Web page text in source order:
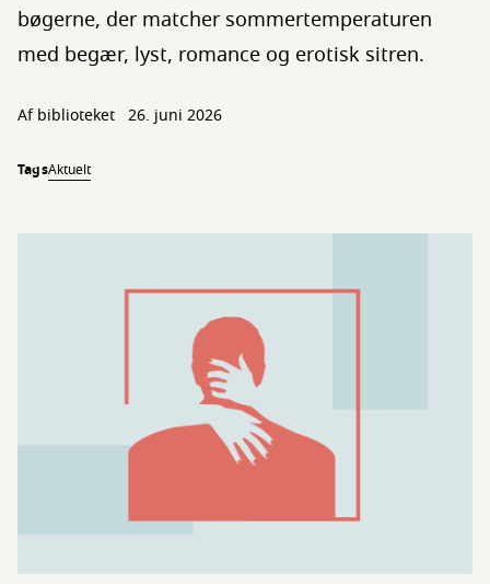
bøgerne, der matcher sommertemperaturen
med begær, lyst, romance og erotisk sitren.
Af biblioteket 26. juni 2026
TagsAktuelt